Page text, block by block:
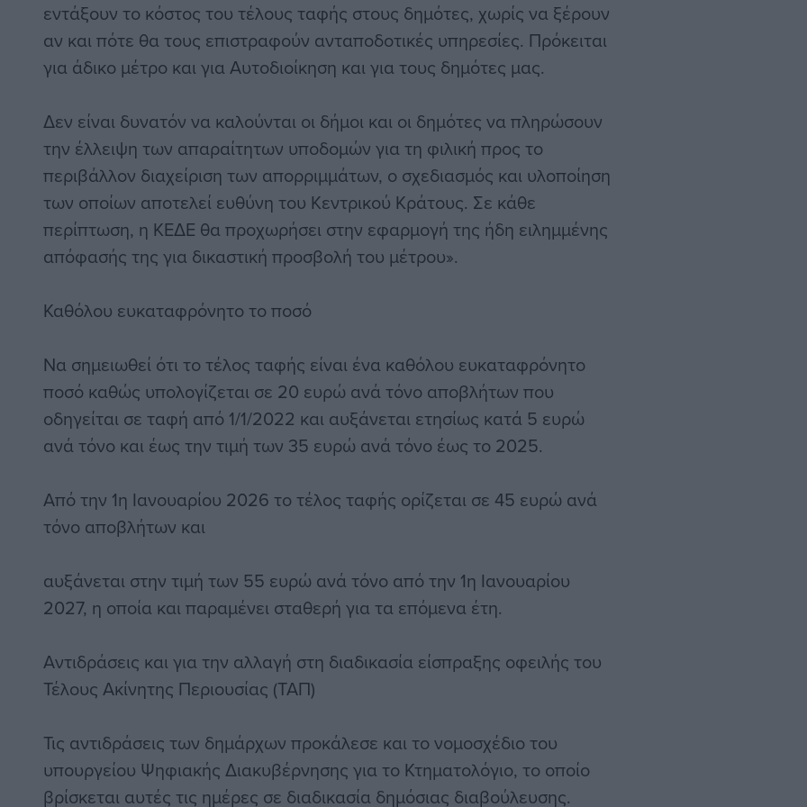
εντάξουν το κόστος του τέλους ταφής στους δημότες, χωρίς να ξέρουν
αν και πότε θα τους επιστραφούν ανταποδοτικές υπηρεσίες. Πρόκειται
για άδικο μέτρο και για Αυτοδιοίκηση και για τους δημότες μας.
Δεν είναι δυνατόν να καλούνται οι δήμοι και οι δημότες να πληρώσουν
την έλλειψη των απαραίτητων υποδομών για τη φιλική προς το
περιβάλλον διαχείριση των απορριμμάτων, ο σχεδιασμός και υλοποίηση
των οποίων αποτελεί ευθύνη του Κεντρικού Κράτους. Σε κάθε
περίπτωση, η ΚΕΔΕ θα προχωρήσει στην εφαρμογή της ήδη ειλημμένης
απόφασής της για δικαστική προσβολή του μέτρου».
Καθόλου ευκαταφρόνητο το ποσό
Να σημειωθεί ότι το τέλος ταφής είναι ένα καθόλου ευκαταφρόνητο
ποσό καθώς υπολογίζεται σε 20 ευρώ ανά τόνο αποβλήτων που
οδηγείται σε ταφή από 1/1/2022 και αυξάνεται ετησίως κατά 5 ευρώ
ανά τόνο και έως την τιμή των 35 ευρώ ανά τόνο έως το 2025.
Από την 1η Ιανουαρίου 2026 το τέλος ταφής ορίζεται σε 45 ευρώ ανά
τόνο αποβλήτων και
αυξάνεται στην τιμή των 55 ευρώ ανά τόνο από την 1η Ιανουαρίου
2027, η οποία και παραμένει σταθερή για τα επόμενα έτη.
Αντιδράσεις και για την αλλαγή στη διαδικασία είσπραξης οφειλής του
Τέλους Ακίνητης Περιουσίας (ΤΑΠ)
Τις αντιδράσεις των δημάρχων προκάλεσε και το νομοσχέδιο του
υπουργείου Ψηφιακής Διακυβέρνησης για το Κτηματολόγιο, το οποίο
βρίσκεται αυτές τις ημέρες σε διαδικασία δημόσιας διαβούλευσης.